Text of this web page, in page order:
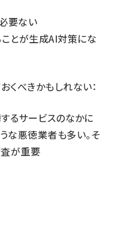
要ない
とが生成AI対策にな
くべきかもしれない：
るサービスのなかに
な悪徳業者も多い。そ
が重要